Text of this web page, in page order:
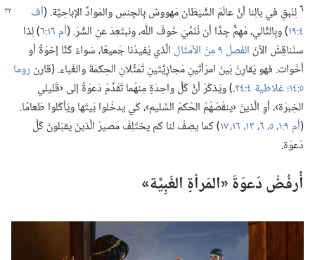
٦لِنُبقِ في بالِنا أنَّ عالَمَ الشَّيْطَان مَهووسٌ بِالجِنسِ والمَوادِّ الإباحِيَّة.‏ (‏أف
٤:‏١٩
‏)‏ وبِالتَّالي،‏ مُهِمٌّ جِدًّا أن نُنَمِّيَ خَوفَ اللّٰه،‏ ونبتَعِدَ عنِ الشَّرّ.‏ (‏أم ١٦:‏٦
‏)‏ لِذا
سنُناقِشُ الآنَ الفَصلَ ٩ مِنَ الأمْثَال
الَّذي يُفيدُنا جَميعًا،‏ سَواءٌ كُنَّا إخوَةً أو
أخَوات.‏ فهو يُقارِنُ بَينَ امرَأتَينِ مَجازِيَّتَينِ تُمَثِّلانِ الحِكمَةَ والغَباء.‏ (‏قارنروما
٥:‏١٤؛‏
غلاطية ٤:‏٢٤
‏.‏)‏ ويَذكُرُ أنَّ كُلَّ واحِدَةٍ مِنهُما تُقَدِّمُ دَعوَةً إلى ‹قَليلي
الخِبرَة›،‏ أوِ الَّذينَ ‹ينقُصُهُمُ الحُكمُ السَّليم›،‏ كَي يدخُلوا بَيتَها ويَأكُلوا طَعامًا.‏
(‏أم ٩:‏١،‏
‏)‏ كما يصِفُ لنا كم يختَلِفُ مَصيرُ الَّذينَ يقبَلونَ كُلَّ
دَعوَة.‏
أُرفُضْ دَعوَةَ «المَرأةِ الغَبِيَّة»‏